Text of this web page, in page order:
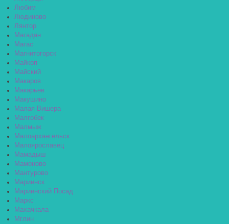
Любим
Людиново
Лянтор
Магадан
Магас
Магнитогорск
Майкоп
Майский
Макаров
Макарьев
Макушино
Малая Вишера
Малгобек
Малмыж
Малоархангельск
Малоярославец
Мамадыш
Мамоново
Мантурово
Мариинск
Мариинский Посад
Маркс
Махачкала
Мглин